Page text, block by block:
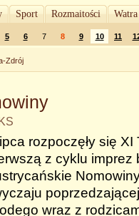
Sport Rozmaitości
5 6 7 8 9 10 11
Zdrój
rozpoczęły się XI
z cyklu imprez
wraz z